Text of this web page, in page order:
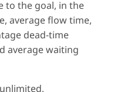
to the goal, in the
average flow time,
dead-time
average waiting